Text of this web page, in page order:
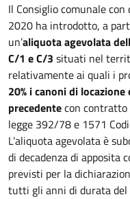
Il Consiglio comunale
2020 ha introdotto, a
un’aliquota agevolata
C/1 e C/3 situati nel
relativamente ai quali i
20% i canoni di
precedentecon contratto
legge 392/78 e 1571
L’aliquota agevolata è
di decadenza di apposita
previsti per la
tutti gli anni di durata